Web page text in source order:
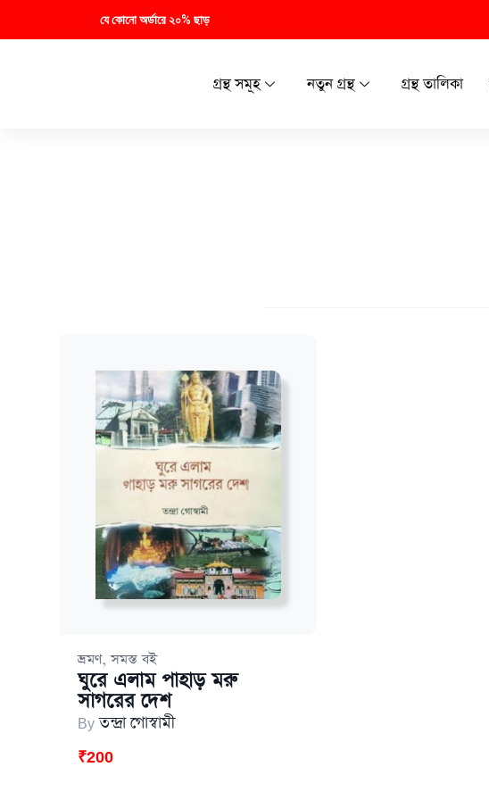
যে কোনো অর্ডারে ২০% ছাড়
গ্রন্থ সমূহ নতুন গ্রন্থ গ্রন্থ তালিকা
ভ্রমণ,সমস্ত বই
ঘুরে এলাম পাহাড় মরু
সাগরের দেশ
Byতন্দ্রা গোস্বামী
₹200